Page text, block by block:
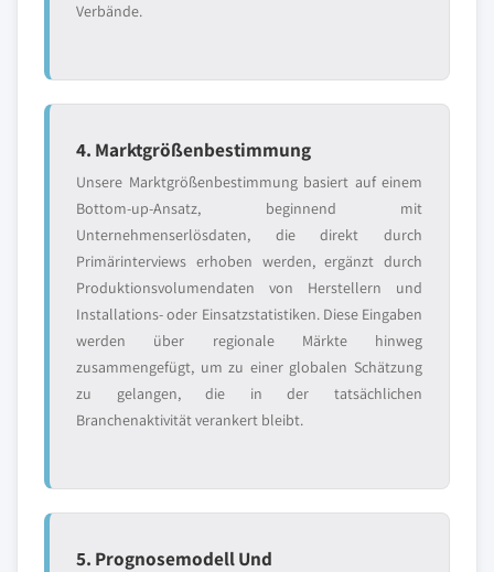
Verbände.
4. Marktgrößenbestimmung
Unsere Marktgrößenbestimmung basiert auf einem
Bottom-up-Ansatz, beginnend mit
Unternehmenserlösdaten, die direkt durch
Primärinterviews erhoben werden, ergänzt durch
Produktionsvolumendaten von Herstellern und
Installations- oder Einsatzstatistiken. Diese Eingaben
werden über regionale Märkte hinweg
zusammengefügt, um zu einer globalen Schätzung
zu gelangen, die in der tatsächlichen
Branchenaktivität verankert bleibt.
5. Prognosemodell Und